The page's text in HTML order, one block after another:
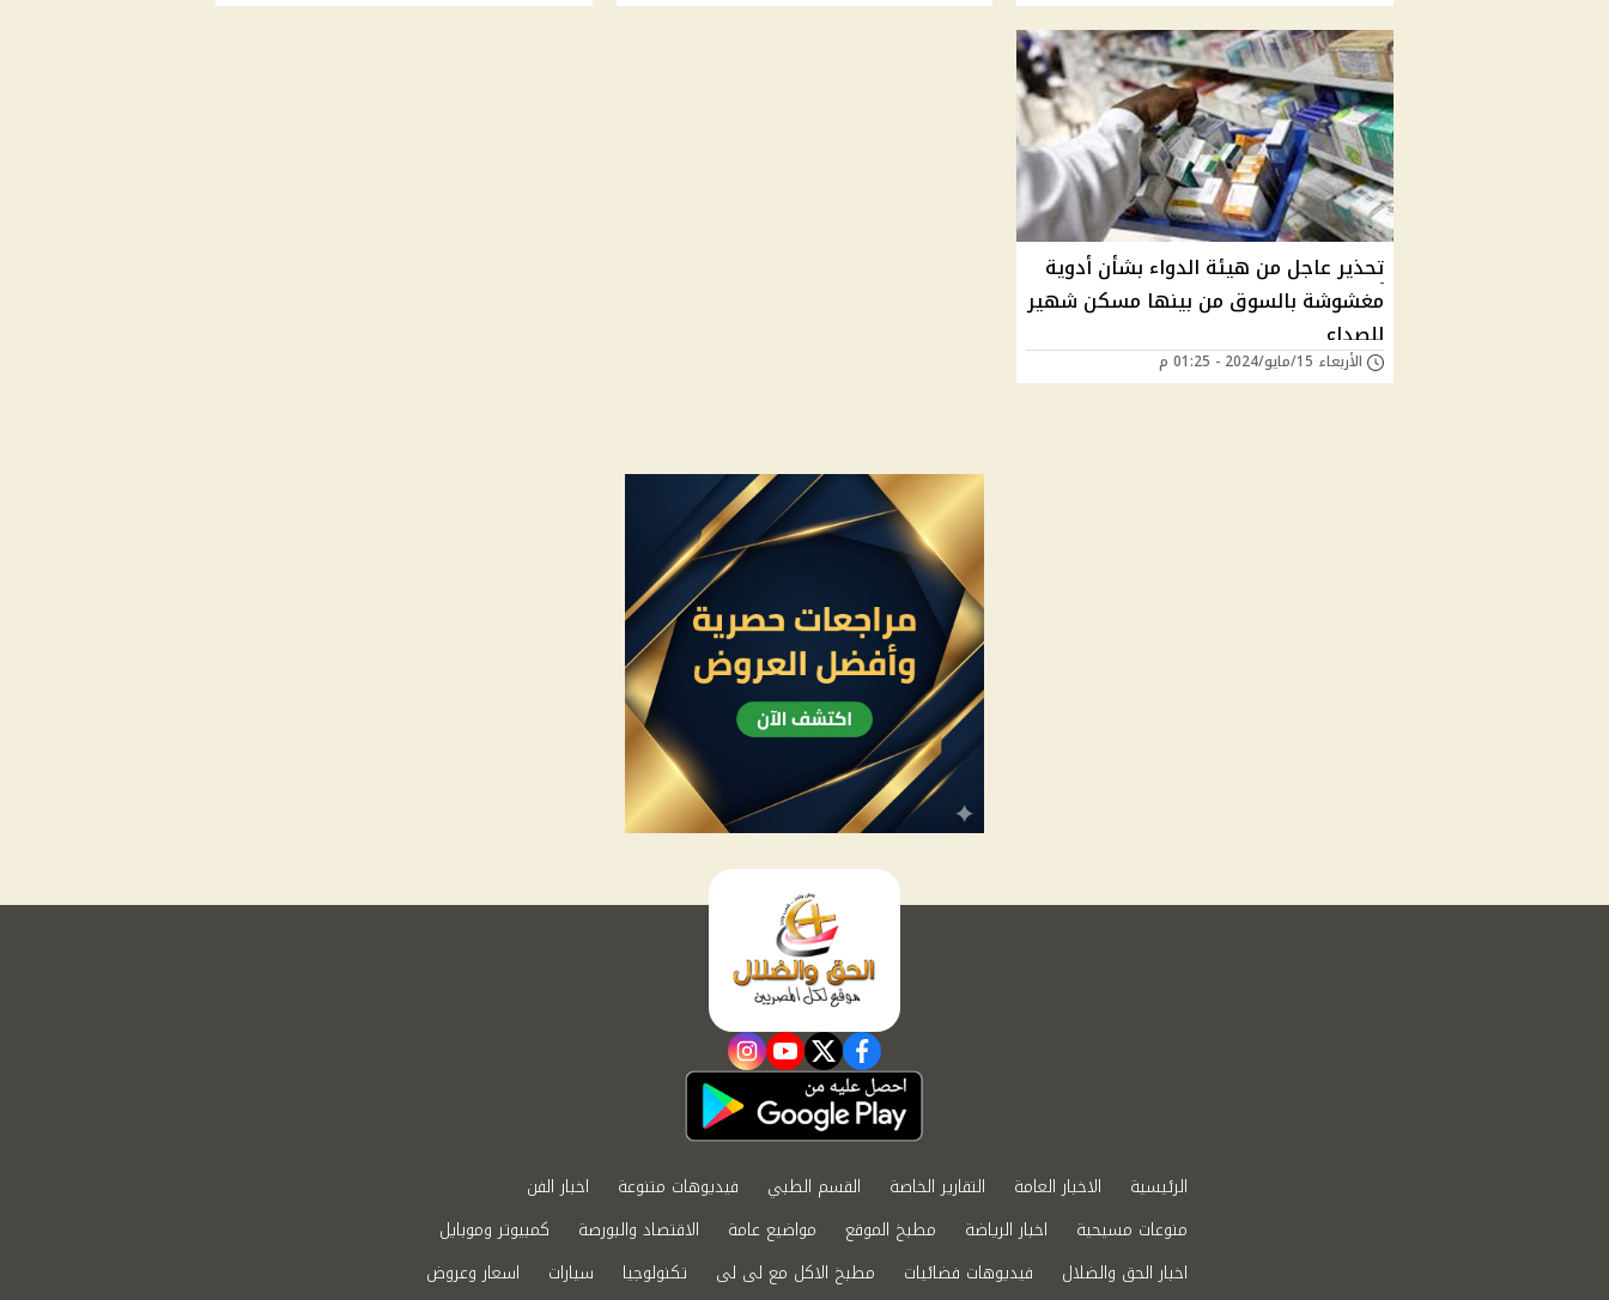
تحذير عاجل من هيئة الدواء بشأن أدوية
مغشوشة بالسوق من بينها مسكن شهير
للصداع
الأربعاء 15/مايو/2024 - 01:25 م
facebook
twitter
youtube
instagram
الرئيسية الاخبار العامة التقارير الخاصة القسم الطبي فيديوهات متنوعة
اخبار الفن
منوعات مسيحية
اخبار الرياضة مطبخ الموقع مواضيع عامة الاقتصاد والبورصة
كمبيوتر وموبايل
اخبار الحق والضلال
فيديوهات فضائيات مطبخ الاكل مع لى لى تكنولوجيا سيارات اسعار وعروض